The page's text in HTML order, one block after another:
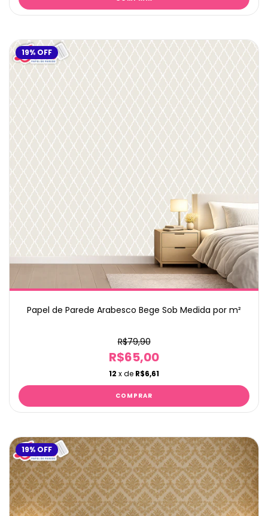
19% OFF
Papel de Parede Arabesco Bege Sob Medida por m²
R$79,90
R$65,00
12 x de R$6,61
19% OFF